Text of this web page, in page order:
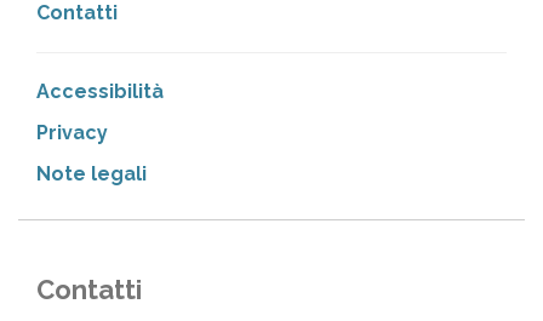
Contatti
Accessibilità
Privacy
Note legali
Contatti